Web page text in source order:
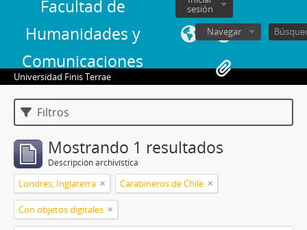
Facultad de
Humanidades y
Comunicaciones
sesión
Navegar
Universidad Finis Terrae
Filtros
Mostrando 1 resultados
Descripción archivística
Londres, Inglaterra Carabineros de Chile
Con objetos digitales